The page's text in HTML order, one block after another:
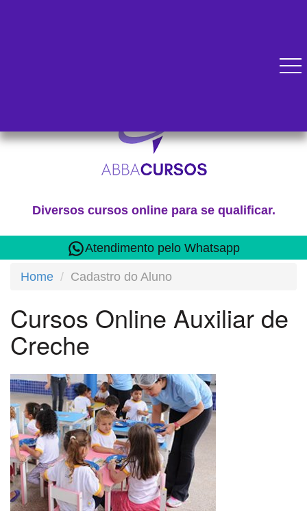
Atendimento pelo Whatsapp
Diversos cursos online para se qualificar.
Home Cadastro do Aluno
Cursos Online Auxiliar de
Creche